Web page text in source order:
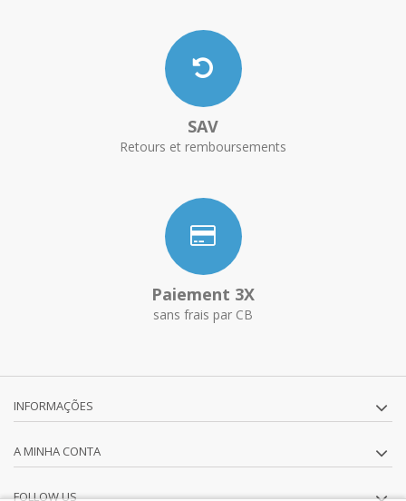
SAV
Retours et remboursements
Paiement 3X
sans frais par CB
INFORMAÇÕES
A MINHA CONTA
FOLLOW US